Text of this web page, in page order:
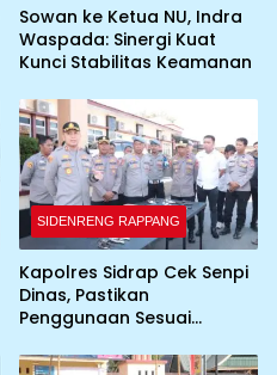
Sowan ke Ketua NU, Indra
Waspada: Sinergi Kuat
Kunci Stabilitas Keamanan
SIDENRENG RAPPANG
Kapolres Sidrap Cek Senpi
Dinas, Pastikan
Penggunaan Sesuai